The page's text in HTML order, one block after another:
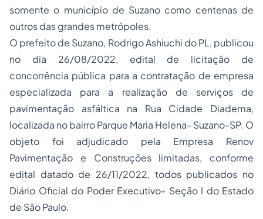
somente o município de Suzano como centenas de
outros das grandes metrópoles.
O prefeito de Suzano, Rodrigo Ashiuchi do PL, publicou
no dia 26/08/2022, edital de licitação de
concorrência pública para a contratação de empresa
especializada para a realização de serviços de
pavimentação asfáltica na Rua Cidade Diadema,
localizada no bairro Parque Maria Helena- Suzano-SP. O
objeto foi adjudicado pela Empresa Renov
Pavimentação e Construções limitadas, conforme
edital datado de 26/11/2022, todos publicados no
Diário Oficial do Poder Executivo- Seção I do Estado
de São Paulo.